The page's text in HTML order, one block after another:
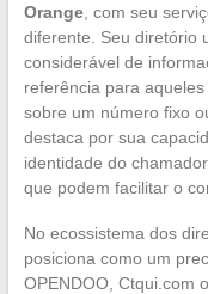
Orange, com seu
diferente. Seu diretório
considerável de
referência para
sobre um número fixo
destaca por sua
identidade do
que podem facilitar o
No ecossistema dos
posiciona como um
OPENDOO, Ctqui.com